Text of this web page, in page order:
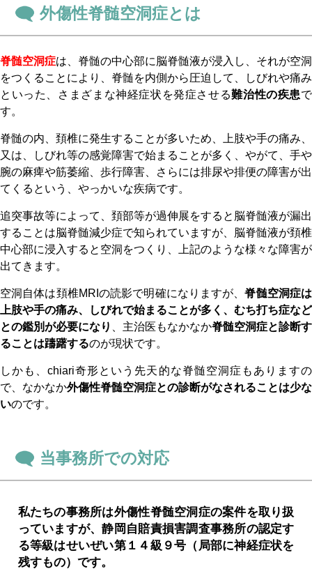
外傷性脊髄空洞症とは
脊髄空洞症は、脊髄の中心部に脳脊髄液が浸入し、それが空洞
をつくることにより、脊髄を内側から圧迫して、しびれや痛み
といった、さまざまな神経症状を発症させる難治性の疾患で
す。
脊髄の内、頚椎に発生することが多いため、上肢や手の痛み、
又は、しびれ等の感覚障害で始まることが多く、やがて、手や
腕の麻痺や筋萎縮、歩行障害、さらには排尿や排便の障害が出
てくるという、やっかいな疾病です。
追突事故等によって、頚部等が過伸展をすると脳脊髄液が漏出
することは脳脊髄減少症で知られていますが、脳脊髄液が頚椎
中心部に浸入すると空洞をつくり、上記のような様々な障害が
出てきます。
空洞自体は頚椎MRIの読影で明確になりますが、脊髄空洞症は
上肢や手の痛み、しびれで始まることが多く、むち打ち症など
との鑑別が必要になり
、主治医もなかなか脊髄空洞症と診断す
ることは躊躇するのが現状です。
しかも、chiari奇形という先天的な脊髄空洞症もありますの
で、なかなか外傷性脊髄空洞症との診断がなされることは少な
いのです。
当事務所での対応
私たちの事務所は外傷性脊髄空洞症の案件を取り扱
っていますが、静岡自賠責損害調査事務所の認定す
る等級はせいぜい第１４級９号（局部に神経症状を
残すもの）です。